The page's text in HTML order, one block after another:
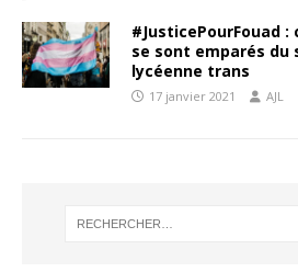
#JusticePourFouad
se sont emparés du
lycéenne trans
17 janvier 2021 AJL